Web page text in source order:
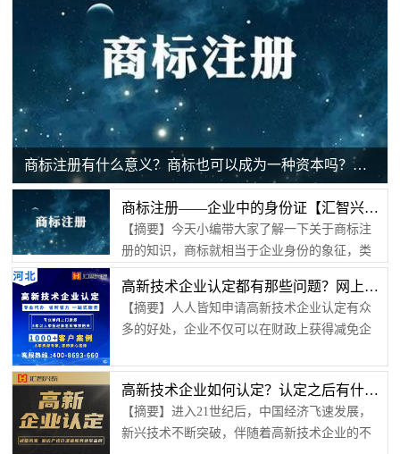
商标注册有什么意义？商标也可以成为一种资本吗？【汇智兴泰】
商标注册——企业中的身份证【汇智兴泰】
【摘要】今天小编带大家了解一下关于商标注
册的知识，商标就相当于企业身份的象征，类
似于企业的身份证；商标注册是有很多流程
的，从企业商标的设计开始到注册完成，有很
多步骤，今天小编会一一给大家进行讲解。首
先先带大家了解一下什么是商标注册。1、 什么
业的商标进行注册，注册成功以后就可以收到
法律的保护，从而防止了侵犯商标的行为发
高新技术企业认定都有那些问题？网上提交的时候忘记用户名、密码咋办【汇智兴泰】
【摘要】人人皆知申请高新技术企业认定有众
多的好处，企业不仅可以在财政上获得减免企
力不仅如此企业可以获得优先上市的资格。但
是在高新技术企业认定过程中会遇到诸多问
题，又应该如何解决呢？下面一起来看看。1.忘
记用户名、密码高新技术企业认定可在网上申
高新技术企业如何认定？认定之后有什么好处？【汇智兴泰】
【摘要】进入21世纪后，中国经济飞速发展，
新兴技术不断突破，伴随着高新技术企业的不